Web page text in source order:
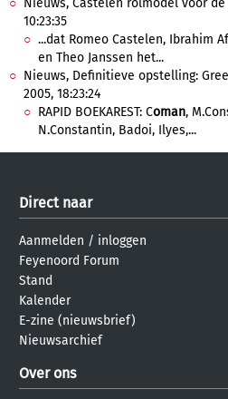
Nieuws, Castelen rolmodel voor de
10:23:35
...dat Romeo Castelen, Ibrahim
en Theo Janssen het...
Nieuws, Definitieve opstelling:
2005, 18:23:24
RAPID BOEKAREST: Coman,
N.Constantin, Badoi, Ilyes,...
Direct naar
Aanmelden / inloggen
Feyenoord Forum
Stand
Kalender
E-zine (nieuwsbrief)
Nieuwsarchief
Over ons